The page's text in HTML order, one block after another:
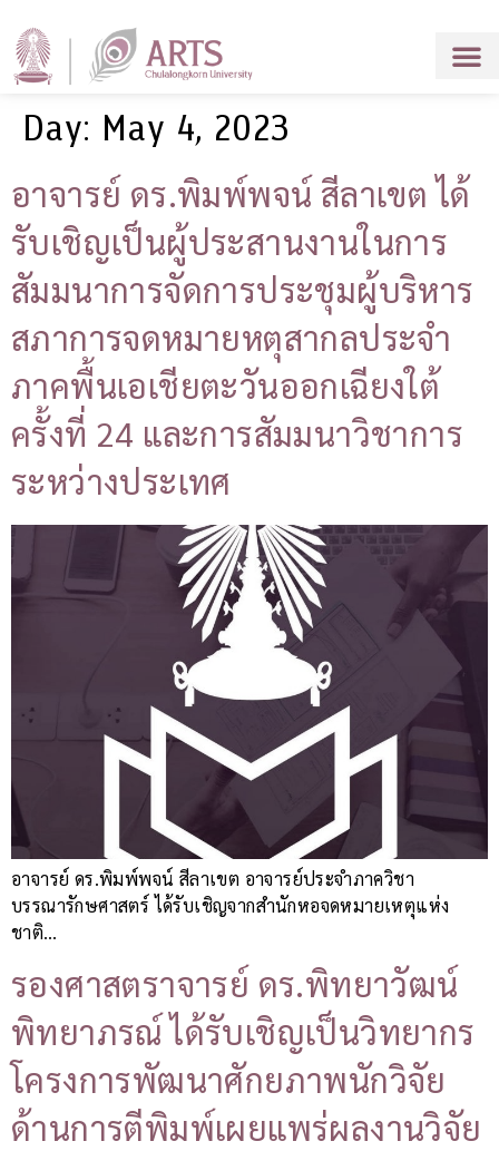
Day: May 4, 2023
อาจารย์ ดร.พิมพ์พจน์ สีลาเขต ได้
รับเชิญเป็นผู้ประสานงานในการ
สัมมนาการจัดการประชุมผู้บริหาร
สภาการจดหมายหตุสากลประจำ
ภาคพื้นเอเชียตะวันออกเฉียงใต้
ครั้งที่ 24 และการสัมมนาวิชาการ
ระหว่างประเทศ
อาจารย์ ดร.พิมพ์พจน์ สีลาเขต อาจารย์ประจำภาควิชา
บรรณารักษศาสตร์ ได้รับเชิญจากสำนักหอจดหมายเหตุแห่ง
ชาติ…
รองศาสตราจารย์ ดร.พิทยาวัฒน์
พิทยาภรณ์ ได้รับเชิญเป็นวิทยากร
โครงการพัฒนาศักยภาพนักวิจัย
ด้านการตีพิมพ์เผยแพร่ผลงานวิจัย